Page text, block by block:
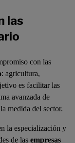
las
con las
: agricultura,
es facilitar las
avanzada de
medida del sector.
la especialización y
de las empresas